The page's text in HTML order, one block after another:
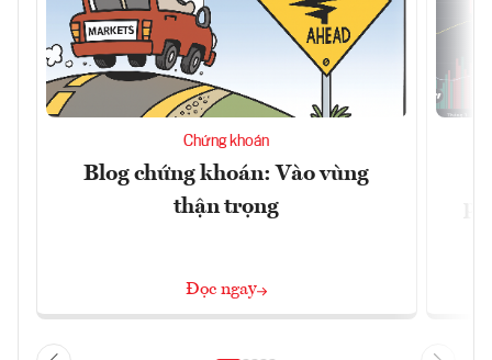
Chứng khoán
Blog chứng khoán: Vào vùng
thận trọng
Đọc ngay